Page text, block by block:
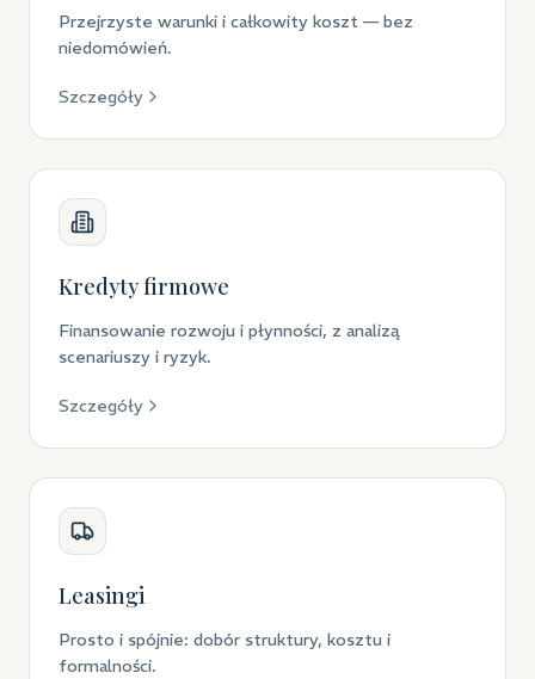
Przejrzyste warunki i całkowity koszt — bez
niedomówień.
Szczegóły
Kredyty firmowe
Finansowanie rozwoju i płynności, z analizą
scenariuszy i ryzyk.
Szczegóły
Leasingi
Prosto i spójnie: dobór struktury, kosztu i
formalności.